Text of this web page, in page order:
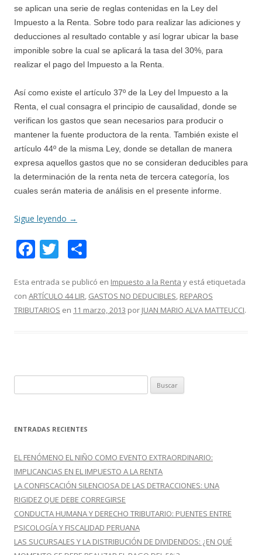
se aplican una serie de reglas contenidas en la Ley del
Impuesto a la Renta. Sobre todo para realizar las adiciones y
deducciones al resultado contable y así lograr ubicar la base
imponible sobre la cual se aplicará la tasa del 30%, para
realizar el pago del Impuesto a la Renta.
Así como existe el artículo 37º de la Ley del Impuesto a la
Renta, el cual consagra el principio de causalidad, donde se
verifican los gastos que sean necesarios para producir o
mantener la fuente productora de la renta. También existe el
artículo 44º de la misma Ley, donde se detallan de manera
expresa aquellos gastos que no se consideran deducibles para
la determinación de la renta neta de tercera categoría, los
cuales serán materia de análisis en el presente informe.
Sigue leyendo →
F
e
b
T
itt
er
m
p
Esta entrada se publicó en Impuesto a la Renta y está etiquetada
con ARTÍCULO 44 LIR, GASTOS NO DEDUCIBLES, REPAROS
TRIBUTARIOS en 11 marzo, 2013 por JUAN MARIO ALVA MATTEUCCI.
u
c
r
:
ENTRADAS RECIENTES
EL FENÓMENO EL NIÑO COMO EVENTO EXTRAORDINARIO:
IMPLICANCIAS EN EL IMPUESTO A LA RENTA
LA CONFISCACIÓN SILENCIOSA DE LAS DETRACCIONES: UNA
RIGIDEZ QUE DEBE CORREGIRSE
CONDUCTA HUMANA Y DERECHO TRIBUTARIO: PUENTES ENTRE
PSICOLOGÍA Y FISCALIDAD PERUANA
LAS SUCURSALES Y LA DISTRIBUCIÓN DE DIVIDENDOS: ¿EN QUÉ